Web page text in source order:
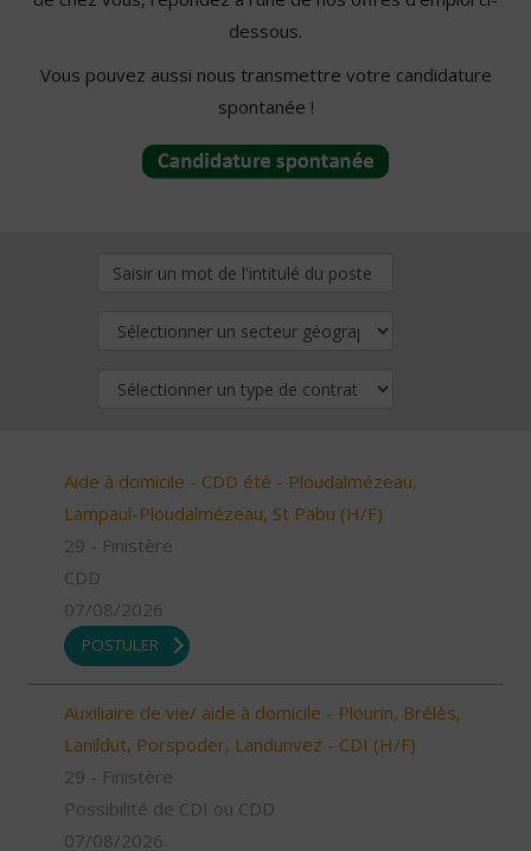
dessous.
Vous pouvez aussi nous transmettre votre candidature
spontanée !
Aide à domicile - CDD été - Ploudalmézeau,
Lampaul-Ploudalmézeau, St Pabu (H/F)
29 - Finistère
CDD
07/08/2026
POSTULER
Auxiliaire de vie/ aide à domicile - Plourin, Brélès,
Lanildut, Porspoder, Landunvez - CDI (H/F)
29 - Finistère
Possibilité de CDI ou CDD
07/08/2026